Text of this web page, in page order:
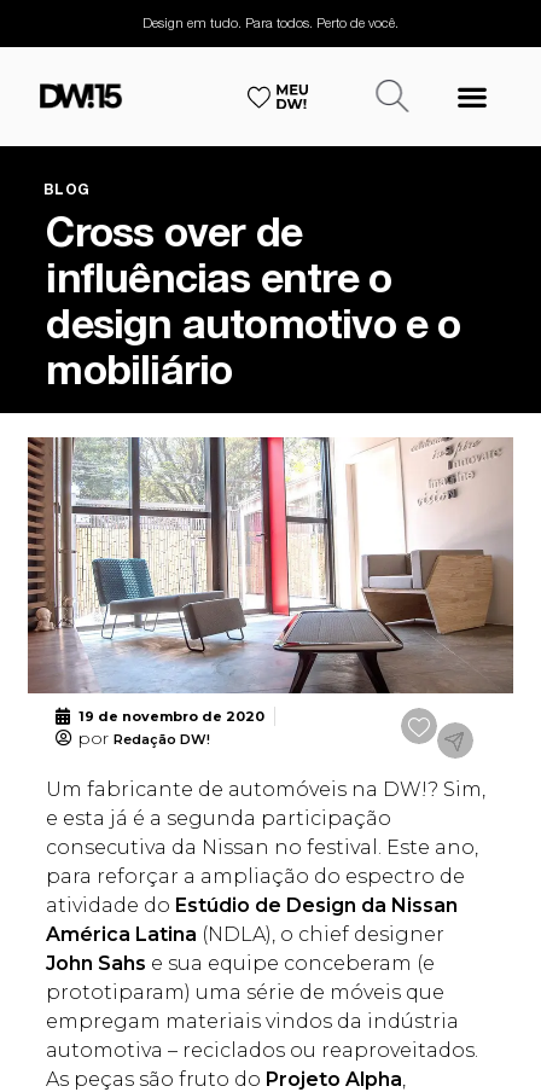
Design em tudo. Para todos. Perto de você.
BLOG
Cross over de
influências entre o
design automotivo e o
mobiliário
19 de novembro de 2020
por Redação DW!
Um fabricante de automóveis na DW!? Sim,
e esta já é a segunda participação
consecutiva da Nissan no festival. Este ano,
para reforçar a ampliação do espectro de
atividade do Estúdio de Design da Nissan
América Latina (NDLA), o chief designer
John Sahs e sua equipe conceberam (e
prototiparam) uma série de móveis que
empregam materiais vindos da indústria
automotiva – reciclados ou reaproveitados.
As peças são fruto do Projeto Alpha